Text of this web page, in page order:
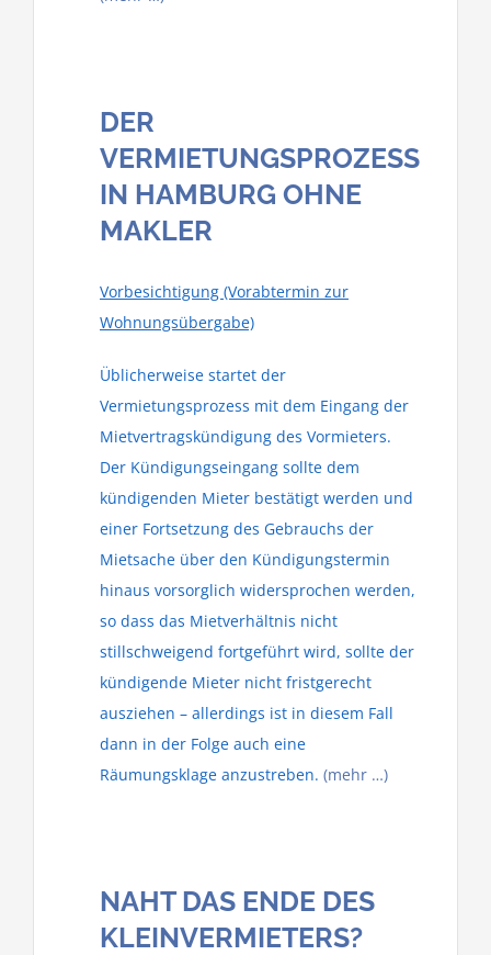
DER
VERMIETUNGSPROZESS
IN HAMBURG OHNE
MAKLER
Vorbesichtigung (Vorabtermin zur
Wohnungsübergabe)
Üblicherweise startet der
Vermietungsprozess mit dem Eingang der
Mietvertragskündigung des Vormieters.
Der Kündigungseingang sollte dem
kündigenden Mieter bestätigt werden und
einer Fortsetzung des Gebrauchs der
Mietsache über den Kündigungstermin
hinaus vorsorglich widersprochen werden,
so dass das Mietverhältnis nicht
stillschweigend fortgeführt wird, sollte der
kündigende Mieter nicht fristgerecht
ausziehen – allerdings ist in diesem Fall
dann in der Folge auch eine
Räumungsklage anzustreben. (mehr …)
NAHT DAS ENDE DES
KLEINVERMIETERS?